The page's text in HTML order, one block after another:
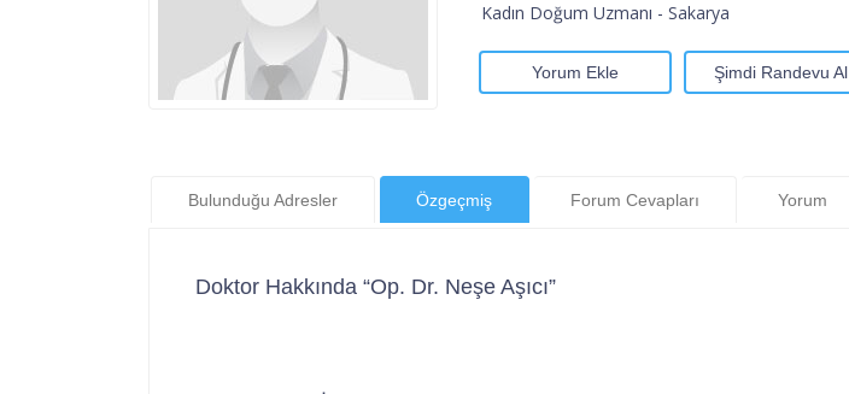
Kadın Doğum Uzmanı - Sakarya
Yorum Ekle Şimdi Randevu Al
Bulunduğu Adresler Özgeçmiş Forum Cevapları Yorum
Doktor Hakkında “Op. Dr. Neşe Aşıcı”